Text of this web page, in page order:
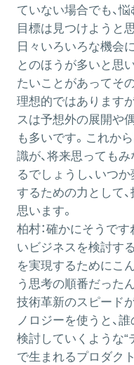
ていない場合でも、
目標は見つけようと
日々いろいろな機会
とのほうが多いと思
たいことがあってそ
理想的ではあります
スは予想外の展開や
も多いです。これか
識が、将来思っても
るでしょうし、いつ
するための力として
思います。
柏村：確かにそうです
いビジネスを検討す
を実現するためにこ
う思考の順番だった
技術革新のスピード
ノロジーを使うと、
検討していくような“
で生まれるプロダク